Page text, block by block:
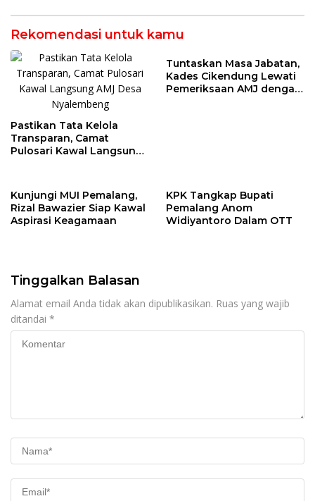
Rekomendasi untuk kamu
Pastikan Tata Kelola
Transparan, Camat
Pulosari Kawal Langsung
Tuntaskan Masa Jabatan,
Kades Cikendung Lewati
Pemeriksaan AMJ dengan
Kunjungi MUI Pemalang,
Rizal Bawazier Siap Kawal
Aspirasi Keagamaan
KPK Tangkap Bupati
Pemalang Anom
Widiyantoro Dalam OTT
Tinggalkan Balasan
Alamat email Anda tidak akan dipublikasikan. Ruas yang wajib
ditandai *